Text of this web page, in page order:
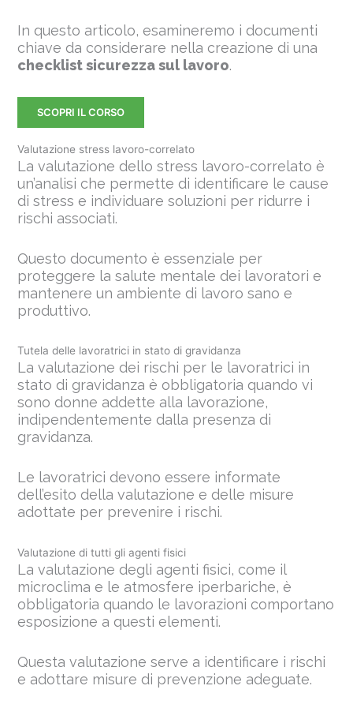
In questo articolo, esamineremo i documenti
chiave da considerare nella creazione di una
checklist sicurezza sul lavoro.
SCOPRI IL CORSO
Valutazione stress lavoro-correlato
La valutazione dello stress lavoro-correlato è
un’analisi che permette di identificare le cause
di stress e individuare soluzioni per ridurre i
rischi associati.
Questo documento è essenziale per
proteggere la salute mentale dei lavoratori e
mantenere un ambiente di lavoro sano e
produttivo.
Tutela delle lavoratrici in stato di gravidanza
La valutazione dei rischi per le lavoratrici in
stato di gravidanza è obbligatoria quando vi
sono donne addette alla lavorazione,
indipendentemente dalla presenza di
gravidanza.
Le lavoratrici devono essere informate
dell’esito della valutazione e delle misure
adottate per prevenire i rischi.
Valutazione di tutti gli agenti fisici
La valutazione degli agenti fisici, come il
microclima e le atmosfere iperbariche, è
obbligatoria quando le lavorazioni comportano
esposizione a questi elementi.
Questa valutazione serve a identificare i rischi
e adottare misure di prevenzione adeguate.